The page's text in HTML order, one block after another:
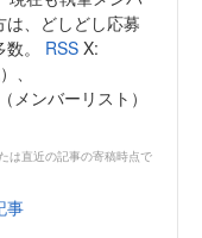
は、どしどし応募
数。 RSS X:
、
（メンバーリスト）
は直近の記事の寄稿時点で
事